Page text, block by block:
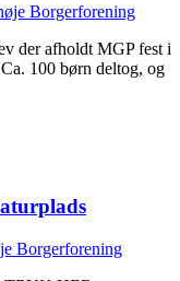
Borgerforening
der afholdt MGP fest i
100 børn deltog, og
Borgerforening